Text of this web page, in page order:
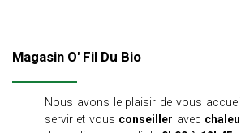
Magasin O' Fil Du Bio
Nous avons le plaisir de vous
servir et vous conseiller avec